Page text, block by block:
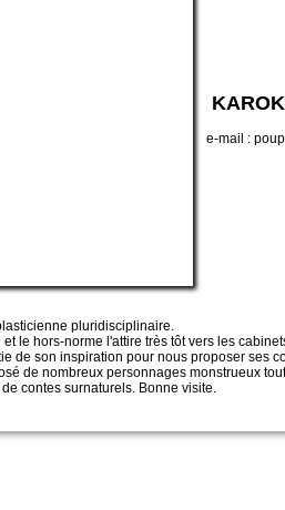
e-mail :
pluridisciplinaire.
le hors-norme l'attire très tôt vers les
de son inspiration pour nous proposer ses
de nombreux personnages monstrueux
contes surnaturels. Bonne visite.